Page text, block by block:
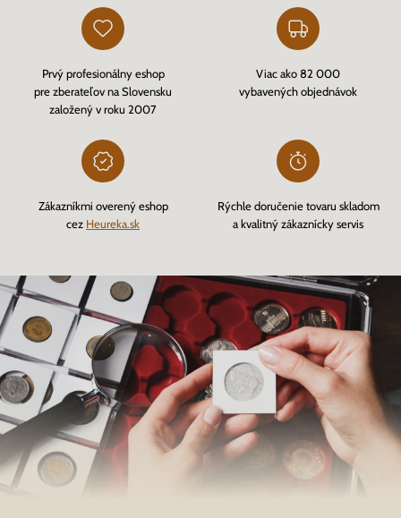
Prvý profesionálny eshop
pre zberateľov na Slovensku
založený v roku 2007
Viac ako 82 000
vybavených objednávok
Zákazníkmi overený eshop
cez Heureka.sk
Rýchle doručenie tovaru skladom
a kvalitný zákaznícky servis